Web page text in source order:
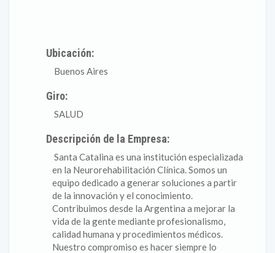
Ubicación:
Buenos Aires
Giro:
SALUD
Descripción de la Empresa:
Santa Catalina es una institución especializada
en la Neurorehabilitación Clínica. Somos un
equipo dedicado a generar soluciones a partir
de la innovación y el conocimiento.
Contribuimos desde la Argentina a mejorar la
vida de la gente mediante profesionalismo,
calidad humana y procedimientos médicos.
Nuestro compromiso es hacer siempre lo